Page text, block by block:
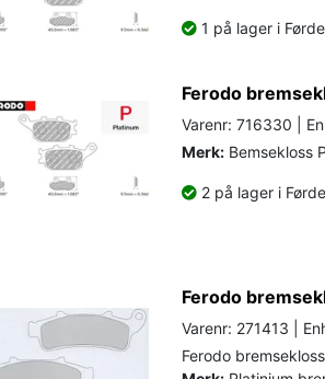
1 på lager i Førde
Ferodo
Varenr: 716330 |
Merk: Bemsekloss
2 på lager i Førde
Ferodo
Varenr: 271413 |
Ferodo